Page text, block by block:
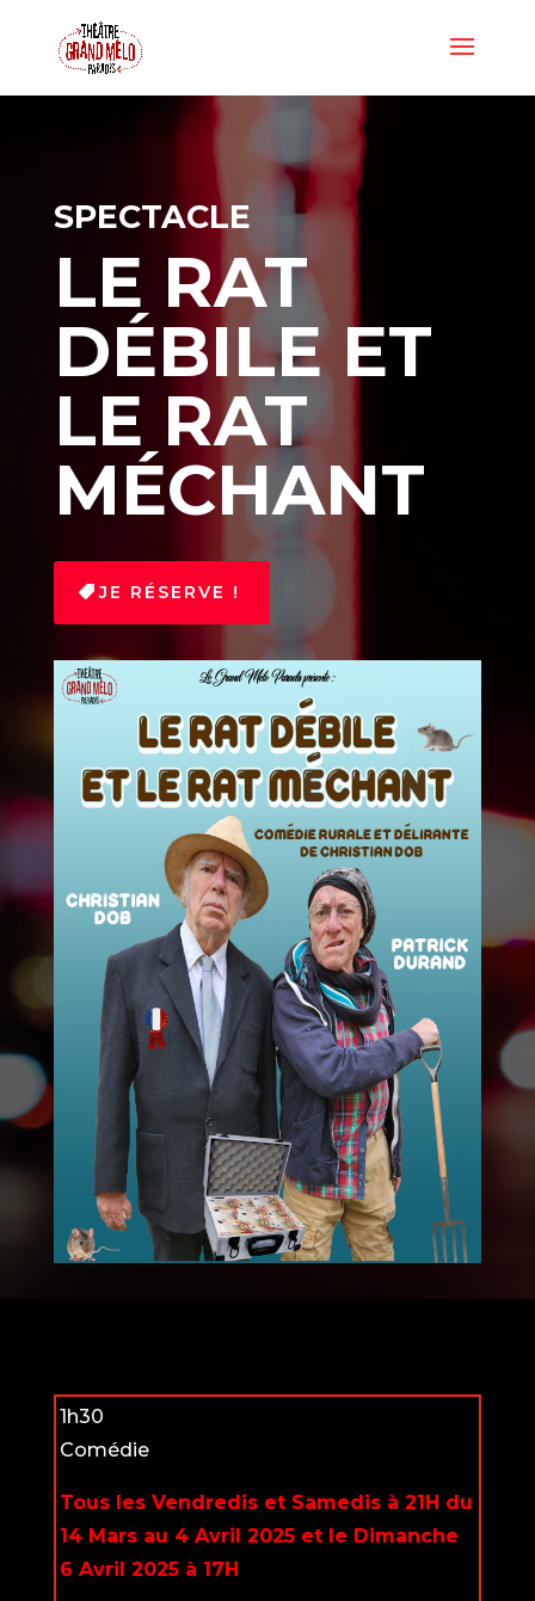
SPECTACLE
LE RAT
DÉBILE ET
LE RAT
MÉCHANT
JE RÉSERVE !
1h30
Comédie
Tous les Vendredis et Samedis à 21H du
14 Mars au 4 Avril 2025 et le Dimanche
6 Avril 2025 à 17H